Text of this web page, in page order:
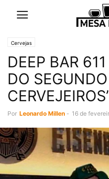
Cervejas
DEEP BAR
DO
Por Leonardo Millen - 16 de